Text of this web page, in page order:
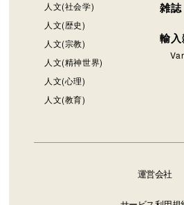
人文(社会学)
人文(歴史)
人文(宗教)
人文(精神世界)
人文(心理)
人文(教育)
雑誌
輸
運営会社